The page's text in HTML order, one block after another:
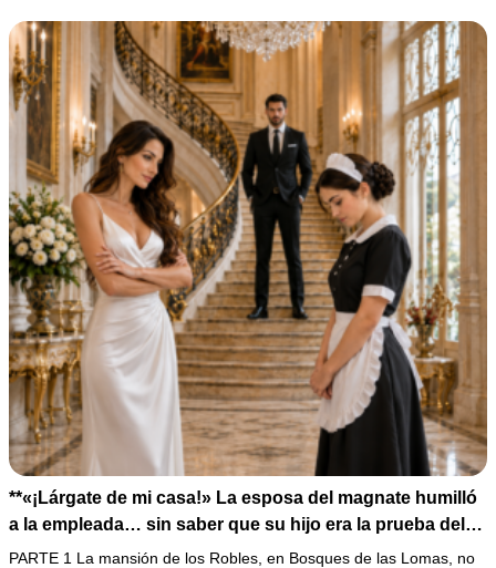
**«¡Lárgate de mi casa!» La esposa del magnate humilló
a la empleada… sin saber que su hijo era la prueba del
secreto que todos habían enterrado*
PARTE 1 La mansión de los Robles, en Bosques de las Lomas, no